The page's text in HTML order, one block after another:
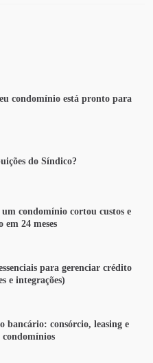
condomínio está pronto para
do Síndico?
um condomínio cortou custos e
24 meses
para gerenciar crédito
e integrações)
bancário: consórcio, leasing e